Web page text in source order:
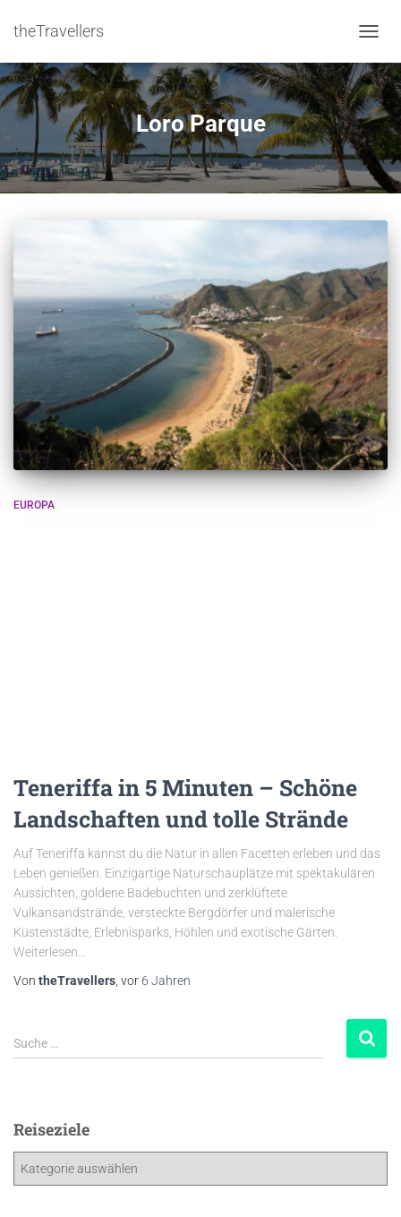
theTravellers
Loro Parque
EUROPA
Teneriffa in 5 Minuten – Schöne
Landschaften und tolle Strände
Auf Teneriffa kannst du die Natur in allen Facetten erleben und das
Leben genießen. Einzigartige Naturschauplätze mit spektakulären
Aussichten, goldene Badebuchten und zerklüftete
Vulkansandstrände, versteckte Bergdörfer und malerische
Küstenstädte, Erlebnisparks, Höhlen und exotische Gärten.
Weiterlesen…
Von theTravellers , vor 6 Jahren
Suche …
Reiseziele